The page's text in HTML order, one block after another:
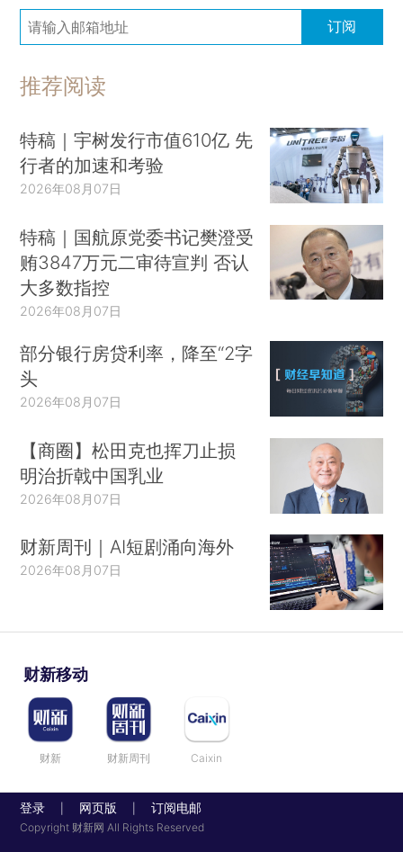
订阅
推荐阅读
特稿｜宇树发行市值610亿 先
行者的加速和考验
2026年08月07日
特稿｜国航原党委书记樊澄受
贿3847万元二审待宣判 否认
大多数指控
2026年08月07日
部分银行房贷利率，降至“2字
头
2026年08月07日
【商圈】松田克也挥刀止损
明治折戟中国乳业
2026年08月07日
财新周刊｜AI短剧涌向海外
2026年08月07日
财新移动
财新 财新周刊 Caixin
登录 网页版 订阅电邮
Copyright 财新网 All Rights Reserved